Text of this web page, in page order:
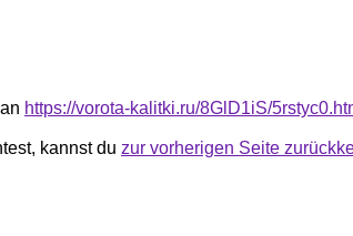
https://vorota-kalitki.ru/8GlD1iS/
kannst du zur vorherigen Seite